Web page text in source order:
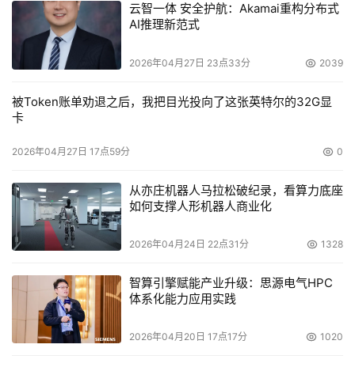
云智一体 安全护航：Akamai重构分布式
AI推理新范式
2026年04月27日 23点33分 2039
被Token账单劝退之后，我把目光投向了这张英特尔的32G显
卡
2026年04月27日 17点59分 0
从亦庄机器人马拉松破纪录，看算力底座
如何支撑人形机器人商业化
2026年04月24日 22点31分 1328
智算引擎赋能产业升级：思源电气HPC
体系化能力应用实践
2026年04月20日 17点17分 1020